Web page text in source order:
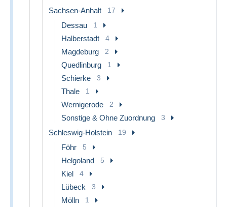
Sachsen-Anhalt 17
Dessau 1
Halberstadt 4
Magdeburg 2
Quedlinburg 1
Schierke 3
Thale 1
Wernigerode 2
Sonstige & Ohne Zuordnung 3
Schleswig-Holstein 19
Föhr 5
Helgoland 5
Kiel 4
Lübeck 3
Mölln 1